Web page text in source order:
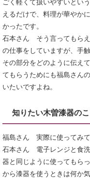
ごく軽くて扱いやすいとい
えるだけで、料理が華やか
かったです。
石本さん そう言ってもらえ
の仕事をしていますが、手
その部分をどのように伝え
てもらうためにも福島さん
いたいですよね。
知りたい木曽漆器のこ
福島さん 実際に使ってみて
石本さん 電子レンジと食
器と同じように使ってもら
から漆器を使うときは何か